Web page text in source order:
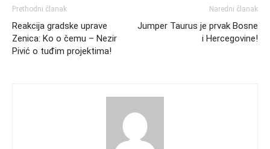
Prethodni članak
Reakcija gradske uprave
Zenica: Ko o čemu – Nezir
Pivić o tuđim projektima!
Naredni članak
Jumper Taurus je prvak Bosne
i Hercegovine!